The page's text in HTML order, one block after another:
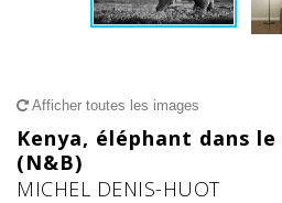
Afficher toutes les images
Kenya, éléphant dans
(N&B)
MICHEL DENIS-HUOT